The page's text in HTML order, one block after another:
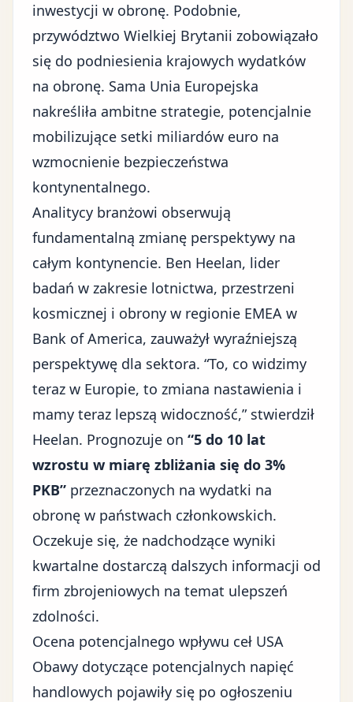
inwestycji w obronę. Podobnie,
przywództwo Wielkiej Brytanii zobowiązało
się do podniesienia krajowych wydatków
na obronę. Sama Unia Europejska
nakreśliła ambitne strategie, potencjalnie
mobilizujące setki miliardów euro na
wzmocnienie bezpieczeństwa
kontynentalnego.
Analitycy branżowi obserwują
fundamentalną zmianę perspektywy na
całym kontynencie. Ben Heelan, lider
badań w zakresie lotnictwa, przestrzeni
kosmicznej i obrony w regionie EMEA w
Bank of America, zauważył wyraźniejszą
perspektywę dla sektora. “To, co widzimy
teraz w Europie, to zmiana nastawienia i
mamy teraz lepszą widoczność,” stwierdził
Heelan. Prognozuje on “5 do 10 lat
wzrostu w miarę zbliżania się do 3%
PKB” przeznaczonych na wydatki na
obronę w państwach członkowskich.
Oczekuje się, że nadchodzące wyniki
kwartalne dostarczą dalszych informacji od
firm zbrojeniowych na temat ulepszeń
zdolności.
Ocena potencjalnego wpływu ceł USA
Obawy dotyczące potencjalnych napięć
handlowych pojawiły się po ogłoszeniu